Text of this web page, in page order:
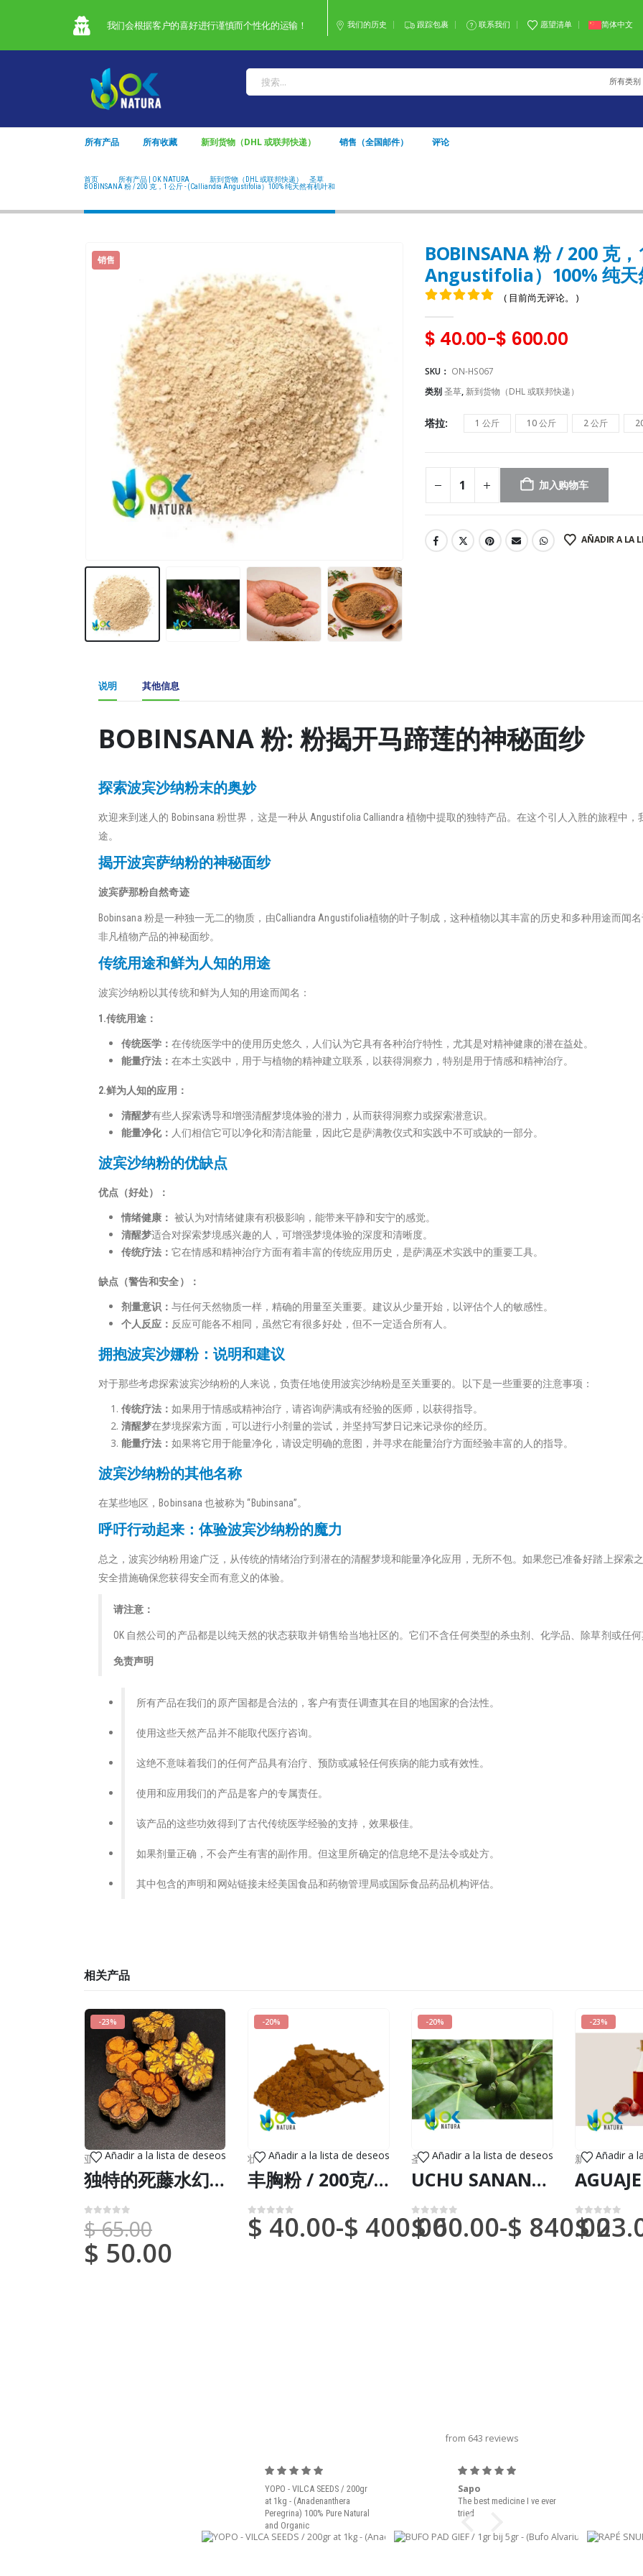
我们会根据客户的喜好进行谨慎而个性化的运输！ 我们的历史 跟踪包裹 联系我们 愿望清单 简体中文
所有类别
所有产品 所有收藏 新到货物（DHL 或联邦快递） 销售（全国邮件） 评论
首页 所有产品 | OK NATURA 新到货物（DHL 或联邦快递） 圣草
BOBINSANA 粉 / 200 克，1 公斤 - (Calliandra Angustifolia）100% 纯天然有机叶和
销售
BOBINSANA 粉 / 200 克
Angustifolia）100% 纯天
( 目前尚无评论。 )
$ 40.00-$ 600.00
SKU： ON-HS067
类别圣草, 新到货物（DHL 或联邦快递）
塔拉 1 公斤 10 公斤 2 公斤
加入购物车
AÑADIR A LA
说明 其他信息
BOBINSANA 粉: 粉揭开马蹄莲的神秘面纱
探索波宾沙纳粉末的奥妙
欢迎来到迷人的 Bobinsana 粉世界，这是一种从 Angustifolia Calliandra 植物中提取的独特产品。在这个引人入胜的旅程中
途。
揭开波宾萨纳粉的神秘面纱
波宾萨那粉自然奇迹
Bobinsana 粉是一种独一无二的物质，由Calliandra Angustifolia植物的叶子制成，这种植物以其丰富的历史和多种用途而闻
非凡植物产品的神秘面纱。
传统用途和鲜为人知的用途
波宾沙纳粉以其传统和鲜为人知的用途而闻名：
1.传统用途：
传统医学： 在传统医学中的使用历史悠久，人们认为它具有各种治疗特性，尤其是对精神健康的潜在益处。
能量疗法： 在本土实践中，用于与植物的精神建立联系，以获得洞察力，特别是用于情感和精神治疗。
2.鲜为人知的应用：
清醒梦有些人探索诱导和增强清醒梦境体验的潜力，从而获得洞察力或探索潜意识。
能量净化： 人们相信它可以净化和清洁能量，因此它是萨满教仪式和实践中不可或缺的一部分。
波宾沙纳粉的优缺点
优点（好处）：
情绪健康： 被认为对情绪健康有积极影响，能带来平静和安宁的感觉。
清醒梦适合对探索梦境感兴趣的人，可增强梦境体验的深度和清晰度。
传统疗法： 它在情感和精神治疗方面有着丰富的传统应用历史，是萨满巫术实践中的重要工具。
缺点（警告和安全）：
剂量意识： 与任何天然物质一样，精确的用量至关重要。建议从少量开始，以评估个人的敏感性。
个人反应： 反应可能各不相同，虽然它有很多好处，但不一定适合所有人。
拥抱波宾沙娜粉：说明和建议
对于那些考虑探索波宾沙纳粉的人来说，负责任地使用波宾沙纳粉是至关重要的。以下是一些重要的注意事项：
传统疗法： 如果用于情感或精神治疗，请咨询萨满或有经验的医师，以获得指导。
清醒梦在梦境探索方面，可以进行小剂量的尝试，并坚持写梦日记来记录你的经历。
能量疗法： 如果将它用于能量净化，请设定明确的意图，并寻求在能量治疗方面经验丰富的人的指导。
波宾沙纳粉的其他名称
在某些地区，Bobinsana 也被称为 “Bubinsana”。
呼吁行动起来：体验波宾沙纳粉的魔力
总之，波宾沙纳粉用途广泛，从传统的情绪治疗到潜在的清醒梦境和能量净化应用，无所不包。如果您已准备好踏上探索
安全措施确保您获得安全而有意义的体验。
请注意：
OK 自然公司的产品都是以纯天然的状态获取并销售给当地社区的。它们不含任何类型的杀虫剂、化学品、除草剂或任何
免责声明
所有产品在我们的原产国都是合法的，客户有责任调查其在目的地国家的合法性。
使用这些天然产品并不能取代医疗咨询。
这绝不意味着我们的任何产品具有治疗、预防或减轻任何疾病的能力或有效性。
使用和应用我们的产品是客户的专属责任。
该产品的这些功效得到了古代传统医学经验的支持，效果极佳。
如果剂量正确，不会产生有害的副作用。但这里所确定的信息绝不是法令或处方。
其中包含的声明和网站链接未经美国食品和药物管理局或国际食品药品机构评估。
相关产品
-23%
Añadir a la lista de deseos
亚马逊艺术 ,新到货物（DHL 或联邦快递）,死藤水
独特的死藤水幻灯片 -（卡皮木）-手工制作
0满分 5 分
$65.00
$ 50.00
-20%
Añadir a la lista de deseos
壮阳树皮 ,新到货物（DHL 或联邦快递）
丰胸粉 / 200克/1公斤 - （美登木）100%纯天然有机树皮
0满分 5 分
$ 40.00-$ 400.00
-20%
Añadir a la lista de deseos
圣草 ,新到货物（DHL 或联邦快递）
UCHU SANANGO 粉末 / 200克，1公斤 - (Tabernaemontana Undulata) 100% 纯天然有机蘑菇渣
0满分 5 分
$60.00-$ 840.00
-23%
Añadir a
新到货物（DHL 或联邦快递）
0满分 5 分
$
from 643 reviews
YOPO - VILCA SEEDS / 200gr
at 1kg - (Anadenanthera
Peregrina) 100% Pure Natural
and Organic
Sapo
The best medicine I ve ever
tried